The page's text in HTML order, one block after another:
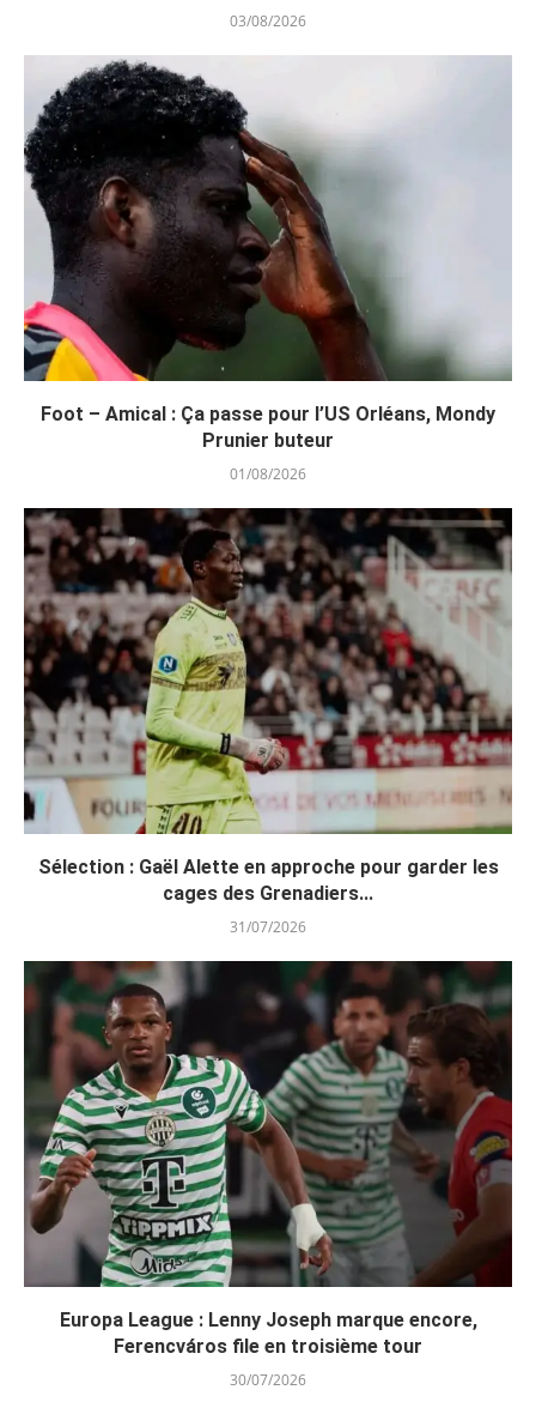
03/08/2026
Foot – Amical : Ça passe pour l’US Orléans, Mondy
Prunier buteur
01/08/2026
Sélection : Gaël Alette en approche pour garder les
cages des Grenadiers...
31/07/2026
Europa League : Lenny Joseph marque encore,
Ferencváros file en troisième tour
30/07/2026